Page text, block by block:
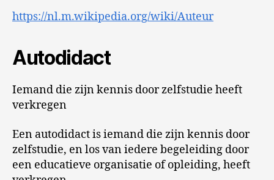
https://nl.m.wikipedia.org/wiki/Auteur
Autodidact
Iemand die zijn kennis door zelfstudie heeft
verkregen
Een autodidact is iemand die zijn kennis door
zelfstudie, en los van iedere begeleiding door
een educatieve organisatie of opleiding, heeft